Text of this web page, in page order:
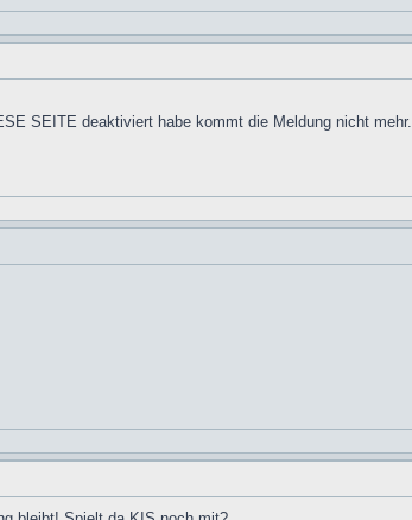
SEITE deaktiviert habe kommt die Meldung nicht mehr.